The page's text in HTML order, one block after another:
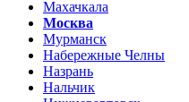
Махачкала
Москва
Мурманск
Набережные Челны
Назрань
Нальчик